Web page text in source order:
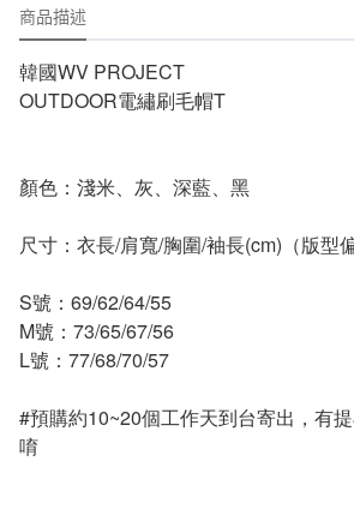
商品描述
韓國WV PROJECT
OUTDOOR電繡刷毛帽T
顏色：淺米、灰、深藍、黑
尺寸：衣長/肩寬/胸圍/袖長(cm)（版型偏
S號：69/62/64/55
M號：73/65/67/56
L號：77/68/70/57
#預購約10~20個工作天到台寄出，有
唷